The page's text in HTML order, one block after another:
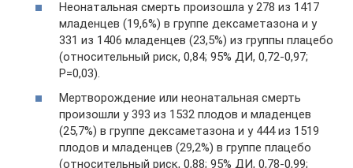
Неонатальная смерть произошла у 278 из 1417
младенцев (19,6%) в группе дексаметазона и у
331 из 1406 младенцев (23,5%) из группы плацебо
(относительный риск, 0,84; 95% ДИ, 0,72-0,97;
P=0,03).
Мертворождение или неонатальная смерть
произошли у 393 из 1532 плодов и младенцев
(25,7%) в группе дексаметазона и у 444 из 1519
плодов и младенцев (29,2%) в группе плацебо
(относительный риск, 0,88; 95% ДИ, 0,78-0,99;